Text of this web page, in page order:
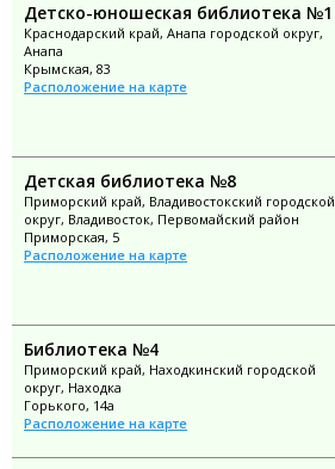
Детско-юношеская библиотека №1
Краснодарский край, Анапа городской округ,
Анапа
Крымская, 83
Расположение на карте
Детская библиотека №8
Приморский край, Владивостокский городской
округ, Владивосток, Первомайский район
Приморская, 5
Расположение на карте
Библиотека №4
Приморский край, Находкинский городской
округ, Находка
Горького, 14а
Расположение на карте